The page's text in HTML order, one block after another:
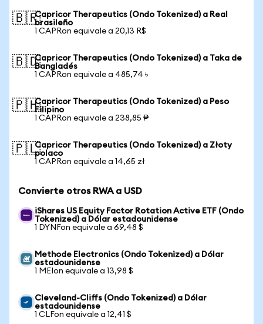
🇧🇷Capricor Therapeutics (Ondo Tokenized) a Real
brasileño
1 CAPRon equivale a 20,13 R$
🇧🇩Capricor Therapeutics (Ondo Tokenized) a Taka de
Bangladés
1 CAPRon equivale a 485,74 ৳
🇵🇭Capricor Therapeutics (Ondo Tokenized) a Peso
Filipino
1 CAPRon equivale a 238,85 ₱
🇵🇱Capricor Therapeutics (Ondo Tokenized) a Złoty
polaco
1 CAPRon equivale a 14,65 zł
Convierte otros RWA a USD
iShares US Equity Factor Rotation Active ETF (Ondo
Tokenized) a Dólar estadounidense
1 DYNFon equivale a 69,48 $
Methode Electronics (Ondo Tokenized) a Dólar
estadounidense
1 MEIon equivale a 13,98 $
Cleveland-Cliffs (Ondo Tokenized) a Dólar
estadounidense
1 CLFon equivale a 12,41 $